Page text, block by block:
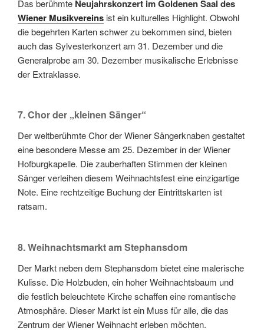
Das berühmte Neujahrskonzert im Goldenen Saal des
Wiener Musikvereins ist ein kulturelles Highlight. Obwohl
die begehrten Karten schwer zu bekommen sind, bieten
auch das Sylvesterkonzert am 31. Dezember und die
Generalprobe am 30. Dezember musikalische Erlebnisse
der Extraklasse.
7. Chor der „kleinen Sänger“
Der weltberühmte Chor der Wiener Sängerknaben gestaltet
eine besondere Messe am 25. Dezember in der Wiener
Hofburgkapelle. Die zauberhaften Stimmen der kleinen
Sänger verleihen diesem Weihnachtsfest eine einzigartige
Note. Eine rechtzeitige Buchung der Eintrittskarten ist
ratsam.
8. Weihnachtsmarkt am Stephansdom
Der Markt neben dem Stephansdom bietet eine malerische
Kulisse. Die Holzbuden, ein hoher Weihnachtsbaum und
die festlich beleuchtete Kirche schaffen eine romantische
Atmosphäre. Dieser Markt ist ein Muss für alle, die das
Zentrum der Wiener Weihnacht erleben möchten.